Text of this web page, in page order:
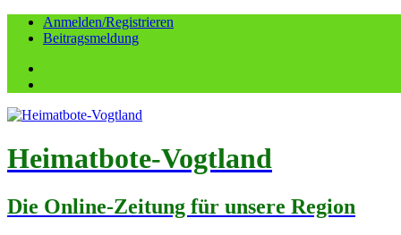
Anmelden/Registrieren
Beitragsmeldung
Heimatbote-Vogtland
Die Online-Zeitung für unsere Region